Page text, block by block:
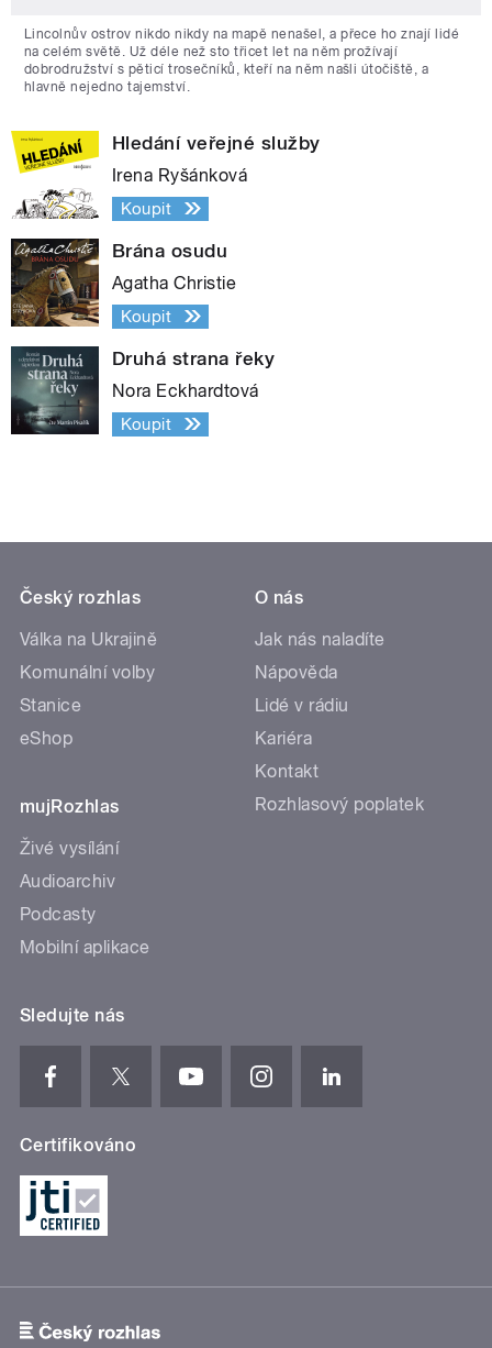
Lincolnův ostrov nikdo nikdy na mapě nenašel, a přece ho znají lidé
na celém světě. Už déle než sto třicet let na něm prožívají
dobrodružství s pěticí trosečníků, kteří na něm našli útočiště, a
hlavně nejedno tajemství.
Hledání veřejné služby
Irena Ryšánková
Koupit
Brána osudu
Agatha Christie
Koupit
Druhá strana řeky
Nora Eckhardtová
Koupit
Český rozhlas
Válka na Ukrajině
Komunální volby
Stanice
eShop
mujRozhlas
Živé vysílání
Audioarchiv
Podcasty
Mobilní aplikace
O nás
Jak nás naladíte
Nápověda
Lidé v rádiu
Kariéra
Kontakt
Rozhlasový poplatek
Sledujte nás
Certifikováno